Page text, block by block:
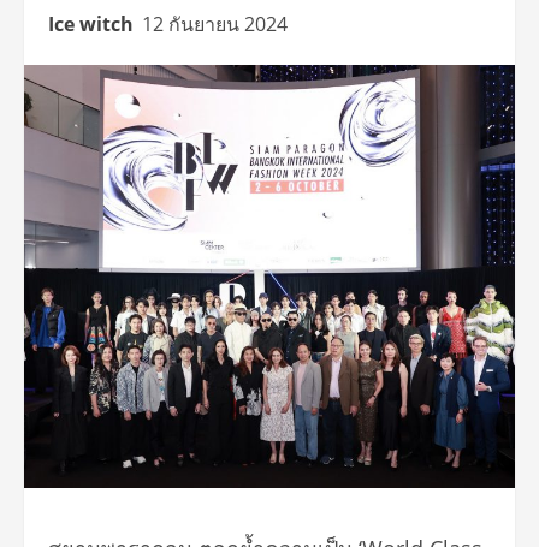
Ice witch 12 กันยายน 2024